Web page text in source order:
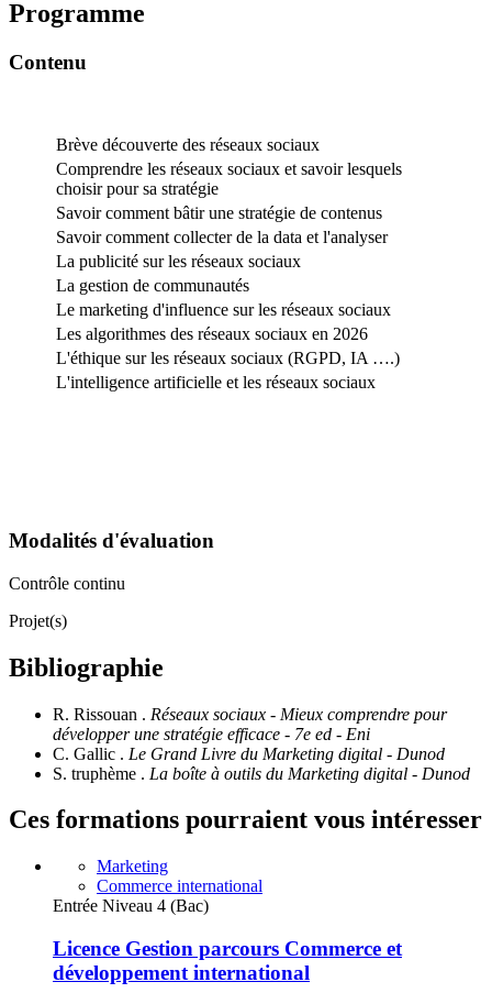
Programme
Contenu
Brève découverte des réseaux sociaux
Comprendre les réseaux sociaux et savoir lesquels
choisir pour sa stratégie
Savoir comment bâtir une stratégie de contenus
Savoir comment collecter de la data et l'analyser
La publicité sur les réseaux sociaux
La gestion de communautés
Le marketing d'influence sur les réseaux sociaux
Les algorithmes des réseaux sociaux en 2026
L'éthique sur les réseaux sociaux (RGPD, IA ….)
L'intelligence artificielle et les réseaux sociaux
Modalités d'évaluation
Contrôle continu
Projet(s)
Bibliographie
R. Rissouan . Réseaux sociaux - Mieux comprendre pour
développer une stratégie efficace - 7e ed - Eni
C. Gallic . Le Grand Livre du Marketing digital - Dunod
S. truphème . La boîte à outils du Marketing digital - Dunod
Ces formations pourraient vous intéresser
Marketing
Commerce international
Entrée Niveau 4 (Bac)
Licence Gestion parcours Commerce et
développement international